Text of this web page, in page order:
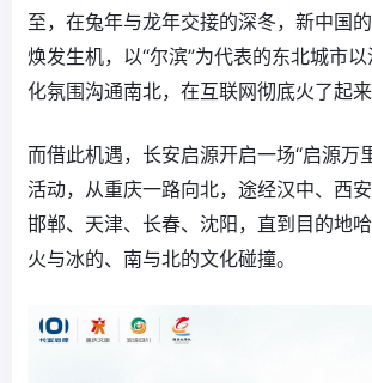
至，在兔年与龙年交接的深冬，新中国
焕发生机，以“尔滨”为代表的东北城市
化氛围沟通南北，在互联网彻底火了起来
而借此机遇，长安启源开启一场“启源万
活动，从重庆一路向北，途经汉中、西安
邯郸、天津、长春、沈阳，直到目的地
火与冰的、南与北的文化碰撞。